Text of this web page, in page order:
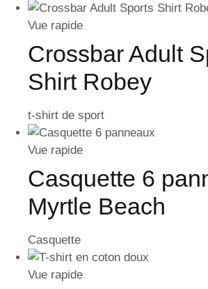
Vue rapide
Crossbar Adult
Shirt Robey
t-shirt de sport
Vue rapide
Casquette 6
Myrtle Beach
Casquette
Vue rapide